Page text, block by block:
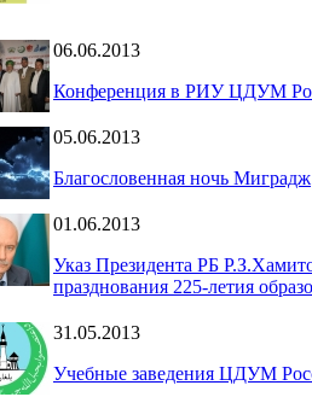
06.06.2013
Конференция в РИУ ЦДУМ
05.06.2013
Благословенная ночь Миградж
01.06.2013
Указ Президента РБ
празднования 225-летия
31.05.2013
Учебные заведения ЦДУМ